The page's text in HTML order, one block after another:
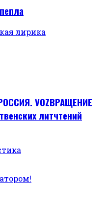
лирика
VOZВРАЩЕНИЕ
литчтений